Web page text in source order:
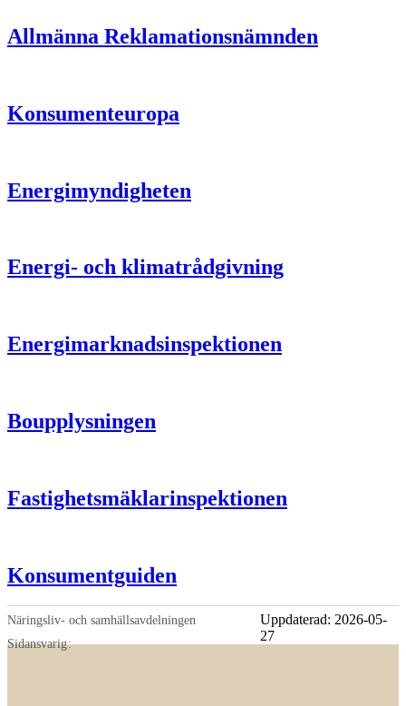
Allmänna Reklamationsnämnden
Konsumenteuropa
Energimyndigheten
Energi- och klimatrådgivning
Energimarknadsinspektionen
Boupplysningen
Fastighetsmäklarinspektionen
Konsumentguiden
Näringsliv- och samhällsavdelningen
Sidansvarig
Uppdaterad: 2026-05-
27